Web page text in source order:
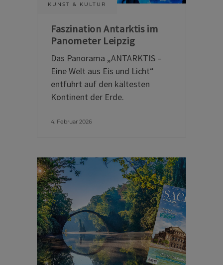
KUNST & KULTUR
Faszination Antarktis im
Panometer Leipzig
Das Panorama „ANTARKTIS –
Eine Welt aus Eis und Licht“
entführt auf den kältesten
Kontinent der Erde.
4. Februar 2026